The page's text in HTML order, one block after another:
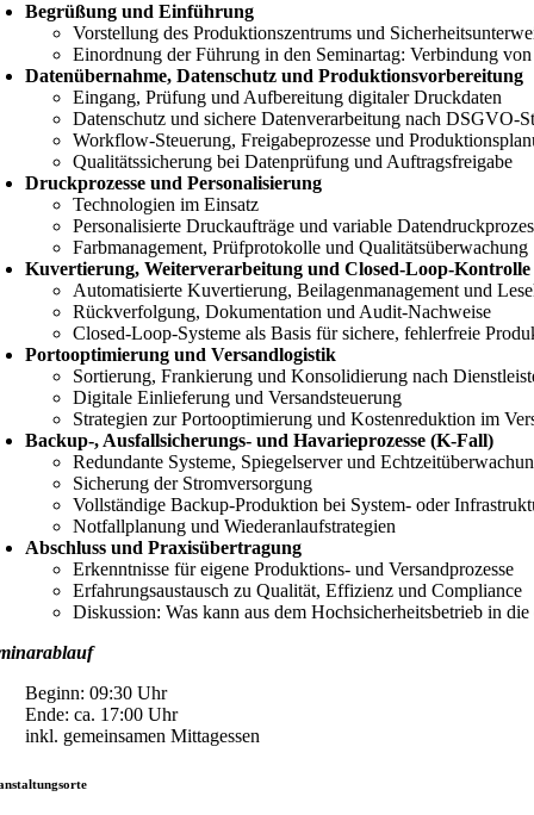
Begrüßung und Einführung
Vorstellung des Produktionszentrums und
Einordnung der Führung in den Seminartag: Verbindung
Datenübernahme, Datenschutz und Produktionsvorbereitung
Eingang, Prüfung und Aufbereitung digitaler Druckdaten
Datenschutz und sichere Datenverarbeitung nach DSGVO-
Workflow-Steuerung, Freigabeprozesse und
Qualitätssicherung bei Datenprüfung und Auftragsfreigabe
Druckprozesse und Personalisierung
Technologien im Einsatz
Personalisierte Druckaufträge und variable
Farbmanagement, Prüfprotokolle und Qualitätsüberwachung
Kuvertierung, Weiterverarbeitung und Closed-Loop-Kontrolle
Automatisierte Kuvertierung, Beilagenmanagement und
Rückverfolgung, Dokumentation und Audit-Nachweise
Closed-Loop-Systeme als Basis für sichere, fehlerfreie
Portooptimierung und Versandlogistik
Sortierung, Frankierung und Konsolidierung nach
Digitale Einlieferung und Versandsteuerung
Strategien zur Portooptimierung und Kostenreduktion im
Backup-, Ausfallsicherungs- und Havarieprozesse (K-Fall)
Redundante Systeme, Spiegelserver und
Sicherung der Stromversorgung
Vollständige Backup-Produktion bei System- oder
Notfallplanung und Wiederanlaufstrategien
Abschluss und Praxisübertragung
Erkenntnisse für eigene Produktions- und Versandprozesse
Erfahrungsaustausch zu Qualität, Effizienz und Compliance
Diskussion: Was kann aus dem Hochsicherheitsbetrieb in
Beginn: 09:30 Uhr
Ende: ca. 17:00 Uhr
inkl. gemeinsamen Mittagessen